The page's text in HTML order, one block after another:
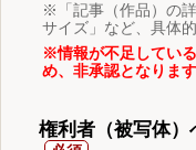
※「記事（作品）の
サイズ」など、具体
※情報が不足してい
め、非承認となります
権利者（被写体）